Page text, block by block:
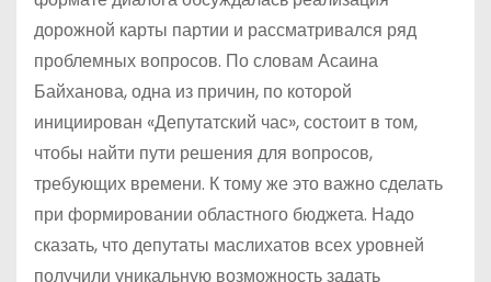
дорожной карты партии и рассматривался ряд
проблемных вопросов. По словам Асаина
Байханова, одна из причин, по которой
инициирован «Депутатский час», состоит в том,
чтобы найти пути решения для вопросов,
требующих времени. К тому же это важно сделать
при формировании областного бюджета. Надо
сказать, что депутаты маслихатов всех уровней
получили уникальную возможность задать